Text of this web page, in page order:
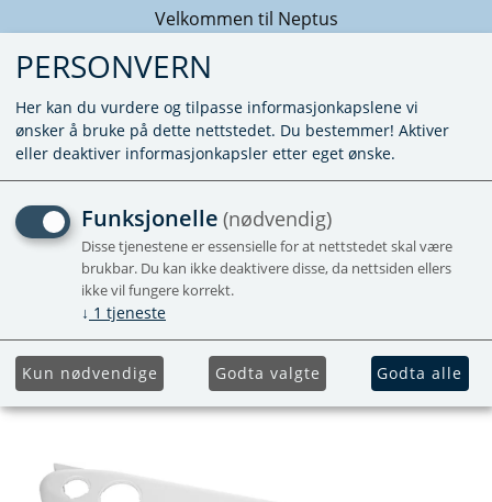
Velkommen til Neptus
TOPPDEKSEL S 3002 LYS
GRÅ
Utgående
PERSONVERN
Her kan du vurdere og tilpasse informasjonkapslene vi
ønsker å bruke på dette nettstedet. Du bestemmer! Aktiver
eller deaktiver informasjonkapsler etter eget ønske.
Funksjonelle (nødvendig)
Disse tjenestene er essensielle for at nettstedet skal være
brukbar. Du kan ikke deaktivere disse, da nettsiden ellers
ikke vil fungere korrekt.
↓ 1 tjeneste
Kun nødvendige Godta valgte Godta alle